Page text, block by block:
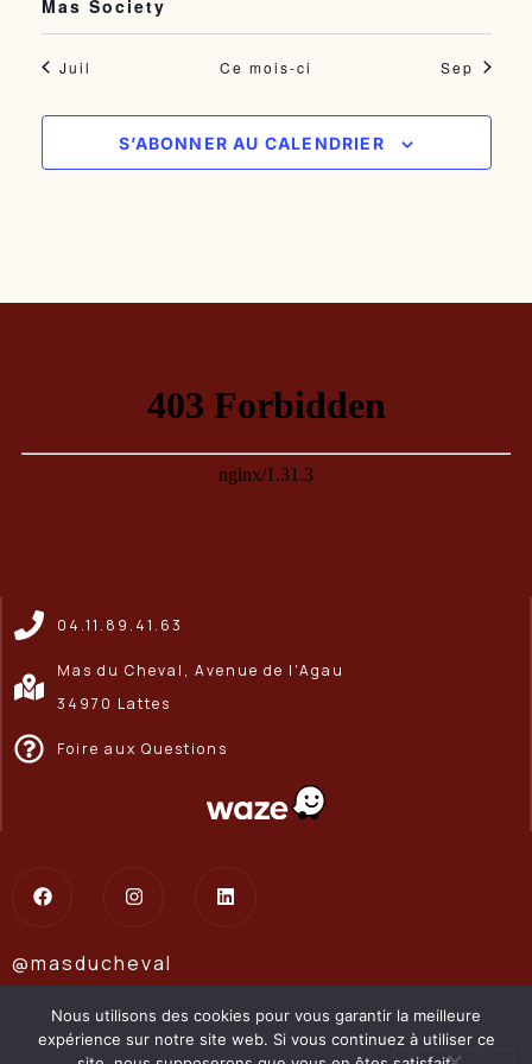
Mas Society
Juil Ce mois-ci Sep
S’ABONNER AU CALENDRIER
04.11.89.41.63
Mas du Cheval, Avenue de l'Agau
34970 Lattes
Foire aux Questions
@masducheval
Site internet : COQ NOIR
Nous utilisons des cookies pour vous garantir la meilleure
expérience sur notre site web. Si vous continuez à utiliser ce